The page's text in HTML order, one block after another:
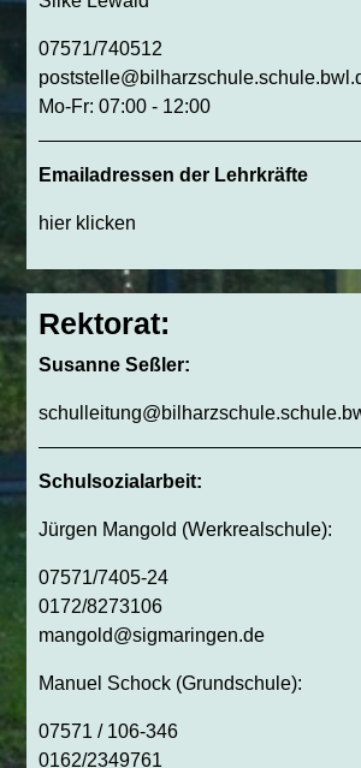
07571/740512
Mo-Fr: 07:00 - 12:00
Emailadressen der Lehrkräfte
hier klicken
Rektorat:
Susanne Seßler:
Schulsozialarbeit:
Jürgen Mangold (Werkrealschule):
07571/7405-24
0172/8273106
mangold@sigmaringen.de
Manuel Schock (Grundschule):
07571 / 106-346
0162/2349761